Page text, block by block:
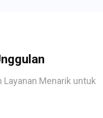
Menarik untuk